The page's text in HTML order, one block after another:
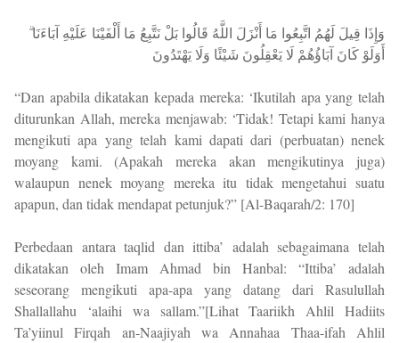
وَإِذَا قِيلَ لَهُمُ اتَّبِعُوا مَا أَنْزَلَ اللَّهُ قَالُوا بَلْ نَتَّبِعُ مَا أَلْفَيْنَا عَلَيْهِ آبَاءَنَا ۗ
أَوَلَوْ كَانَ آبَاؤُهُمْ لَا يَعْقِلُونَ شَيْئًا وَلَا يَهْتَدُونَ
“Dan apabila dikatakan kepada mereka: ‘Ikutilah apa yang telah
diturunkan Allah, mereka menjawab: ‘Tidak! Tetapi kami hanya
mengikuti apa yang telah kami dapati dari (perbuatan) nenek
moyang kami. (Apakah mereka akan mengikutinya juga)
walaupun nenek moyang mereka itu tidak mengetahui suatu
apapun, dan tidak mendapat petunjuk?” [Al-Baqarah/2: 170]
Perbedaan antara taqlid dan ittiba’ adalah sebagaimana telah
dikatakan oleh Imam Ahmad bin Hanbal: “Ittiba’ adalah
seseorang mengikuti apa-apa yang datang dari Rasulullah
Shallallahu ‘alaihi wa sallam.”[Lihat Taariikh Ahlil Hadiits
Ta’yiinul Firqah an-Naajiyah wa Annahaa Thaa-ifah Ahlil